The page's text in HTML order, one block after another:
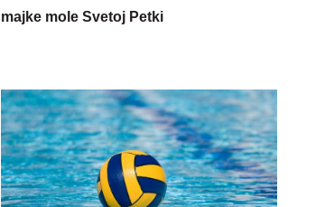
majke mole Svetoj Petki